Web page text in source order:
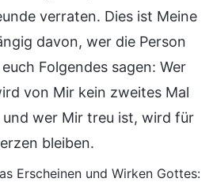
verraten. Dies ist Meine
davon, wer die Person
Folgendes sagen: Wer
von Mir kein zweites Mal
und wer Mir treu ist, wird für
bleiben.
Erscheinen und Wirken Gottes: